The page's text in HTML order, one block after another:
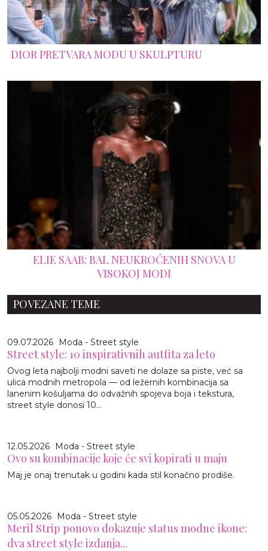
DIOR PRETVARA MODU U SKULPTURU
ELIE SAAB: BAL NEUKROĆENIH SNOVA U
VISOKOJ MODI
POVEZANE TEME
09.07.2026 Moda - Street style
Street style: 10 inspirativnih autfita za leto
Ovog leta najbolji modni saveti ne dolaze sa piste, već sa
ulica modnih metropola — od ležernih kombinacija sa
lanenim košuljama do odvažnih spojeva boja i tekstura,
street style donosi 10...
12.05.2026 Moda - Street style
Ovo su kombinacije koje će svi kopirati u maju
Maj je onaj trenutak u godini kada stil konačno prodiše.
05.05.2026 Moda - Street style
Meril Strip ponovo dokazuje status modne ikone:
dva street style izdanja...